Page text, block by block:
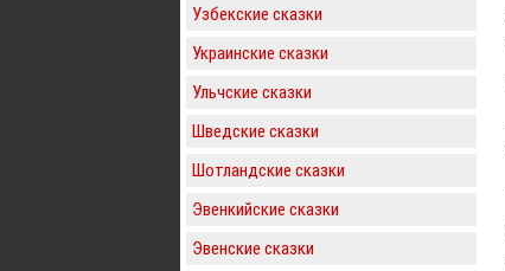
Узбекские сказки
Украинские сказки
Ульчские сказки
Шведские сказки
Шотландские сказки
Эвенкийские сказки
Эвенские сказки